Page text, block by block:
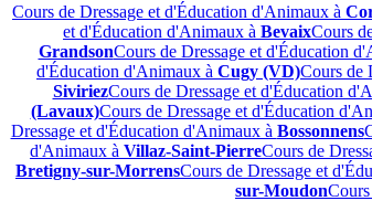
Cours de Dressage et d'Éducation d'Animaux à
et d'Éducation d'Animaux à BevaixCours
GrandsonCours de Dressage et d'Éducation
d'Éducation d'Animaux à Cugy (VD)Cours de
SiviriezCours de Dressage et d'Éducation
(Lavaux)Cours de Dressage et d'Éducation
Dressage et d'Éducation d'Animaux à Bossonnens
d'Animaux à Villaz-Saint-PierreCours de
Bretigny-sur-MorrensCours de Dressage et
sur-Moudon